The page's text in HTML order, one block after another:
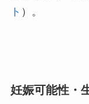
ト ）。
妊娠可能性・